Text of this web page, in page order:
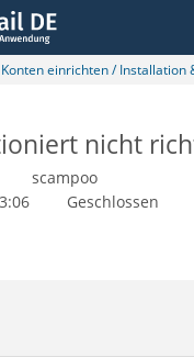
einrichten / Installation
nicht
scampoo
Geschlossen